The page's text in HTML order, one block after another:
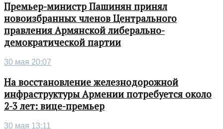
Премьер-министр Пашинян принял
новоизбранных членов Центрального
правления Армянской либерально-
демократической партии
30 мая 20:07
На восстановление железнодорожной
инфраструктуры Армении потребуется около
2-3 лет: вице-премьер
30 мая 13:11